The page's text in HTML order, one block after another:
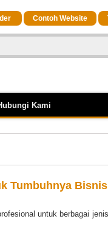
Contoh Website
Kami
Tumbuhnya Bisnis
untuk berbagai jenis